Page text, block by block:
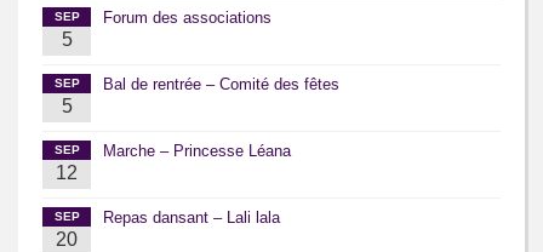
SEP
5
Forum des associations
SEP
5
Bal de rentrée – Comité des fêtes
SEP
12
Marche – Princesse Léana
SEP
20
Repas dansant – Lali lala